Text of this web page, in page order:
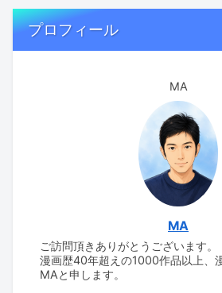
プロフィール
MA
MA
ご訪問頂きありがとうございます。
漫画歴40年超えの1000作品以上、
MAと申します。